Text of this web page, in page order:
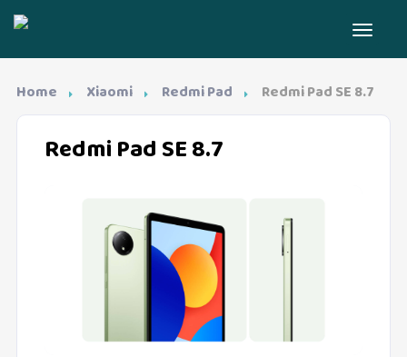
Home Xiaomi Redmi Pad Redmi Pad SE 8.7
Redmi Pad SE 8.7